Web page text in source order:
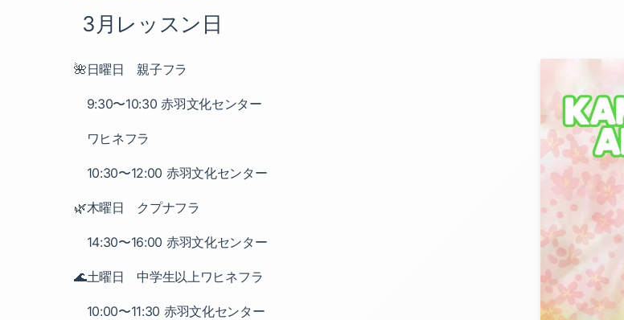
3月レッスン日
🌺日曜日 親子フラ
9:30〜10:30 赤羽文化センター
ワヒネフラ
10:30〜12:00 赤羽文化センター
🌿木曜日 クプナフラ
14:30〜16:00 赤羽文化センター
🌊土曜日 中学生以上ワヒネフラ
10:00〜11:30 赤羽文化センター